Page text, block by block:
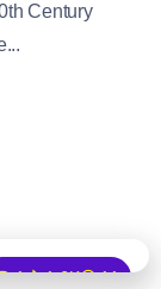
Century
1 1.6K
11